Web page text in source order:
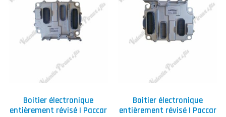
Boitier électronique
entièrement révisé | Paccar
Boitier électronique
entièrement révisé | Paccar